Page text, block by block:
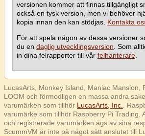
versionen kommer att finnas tillgängligt
också en tysk version, men vi behöver
kopia innan den kan stödjas. Kontakta
För att spela någon av dessa versioner
du en daglig utvecklingsversion . Som
in dina felrapporter till vår felhanterare
LucasArts, Monkey Island, Maniac Mansion,
LOOM och förmodligen en massa andra
varumärken som tillhör LucasArts, Inc.
.
varumärke som tillhör Raspberry Pi Trading.
och registrerade varumärken ägs av sina
ScummVM är inte på något sätt anslutet till